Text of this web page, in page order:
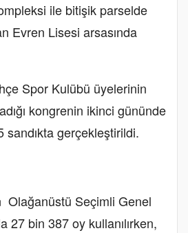
ile bitişik parselde
Evren Lisesi arsasında
Kulübü üyelerinin
kongrenin ikinci gününde
gerçekleştirildi.
Seçimli Genel
27 bin 387 oy kullanılırken,